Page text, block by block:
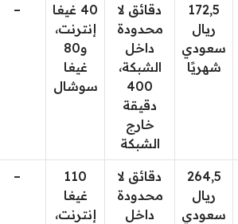
172,5
ريال
سعودي
شهريًا
دقائق لا
محدودة
داخل
الشبكة،
400
دقيقة
خارج
الشبكة
40 غيغا
إنترنت،
و80
غيغا
سوشال
–
264,5
ريال
سعودي
دقائق لا
محدودة
داخل
110
غيغا
إنترنت،
–